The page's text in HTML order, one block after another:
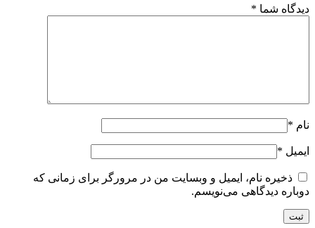
دیدگاه شما *
نام *
ایمیل *
ذخیره نام، ایمیل و وبسایت من در مرورگر برای زمانی که
دوباره دیدگاهی می‌نویسم.